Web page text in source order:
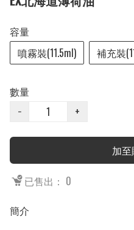
容量
噴霧裝(11.5ml)
補充裝
數量
−
+
加
已售出： 0
簡介